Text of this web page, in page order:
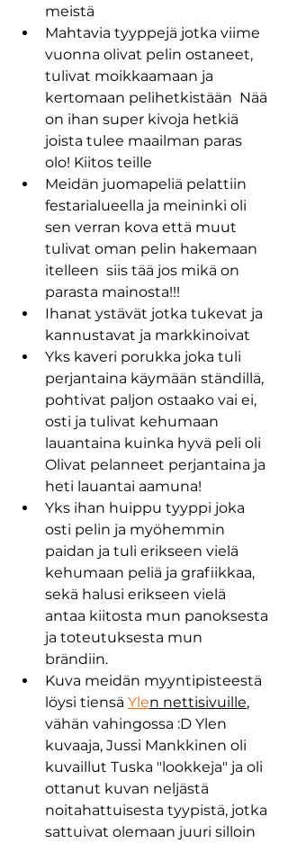
meistä
Mahtavia tyyppejä jotka viime
vuonna olivat pelin ostaneet,
tulivat moikkaamaan ja
kertomaan pelihetkistään  Nää
on ihan super kivoja hetkiä
joista tulee maailman paras
olo! Kiitos teille
Meidän juomapeliä pelattiin
festarialueella ja meininki oli
sen verran kova että muut
tulivat oman pelin hakemaan
itelleen  siis tää jos mikä on
parasta mainosta!!!
Ihanat ystävät jotka tukevat ja
kannustavat ja markkinoivat
Yks kaveri porukka joka tuli
perjantaina käymään ständillä,
pohtivat paljon ostaako vai ei,
osti ja tulivat kehumaan
lauantaina kuinka hyvä peli oli
Olivat pelanneet perjantaina ja
heti lauantai aamuna!
Yks ihan huippu tyyppi joka
osti pelin ja myöhemmin
paidan ja tuli erikseen vielä
kehumaan peliä ja grafiikkaa,
sekä halusi erikseen vielä
antaa kiitosta mun panoksesta
ja toteutuksesta mun
brändiin.
Kuva meidän myyntipisteestä
löysi tiensä Ylen nettisivuille,
vähän vahingossa :D Ylen
kuvaaja, Jussi Mankkinen oli
kuvaillut Tuska "lookkeja" ja oli
ottanut kuvan neljästä
noitahattuisesta tyypistä, jotka
sattuivat olemaan juuri silloin